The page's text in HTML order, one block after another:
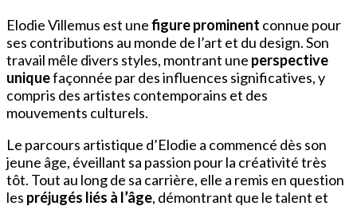
Elodie Villemus est unefigure prominent connue pour
ses contributions au monde de l’art et du design. Son
travail mêle divers styles, montrant une perspective
uniquefaçonnée par des influences significatives, y
compris des artistes contemporains et des
mouvements culturels.
Le parcours artistique d’Elodie a commencé dès son
jeune âge, éveillant sa passion pour la créativité très
tôt. Tout au long de sa carrière, elle a remis en question
les préjugés liés à l’âge, démontrant que le talent et